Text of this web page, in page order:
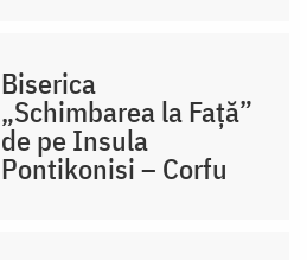
Biserica
„Schimbarea la Față”
de pe Insula
Pontikonisi – Corfu